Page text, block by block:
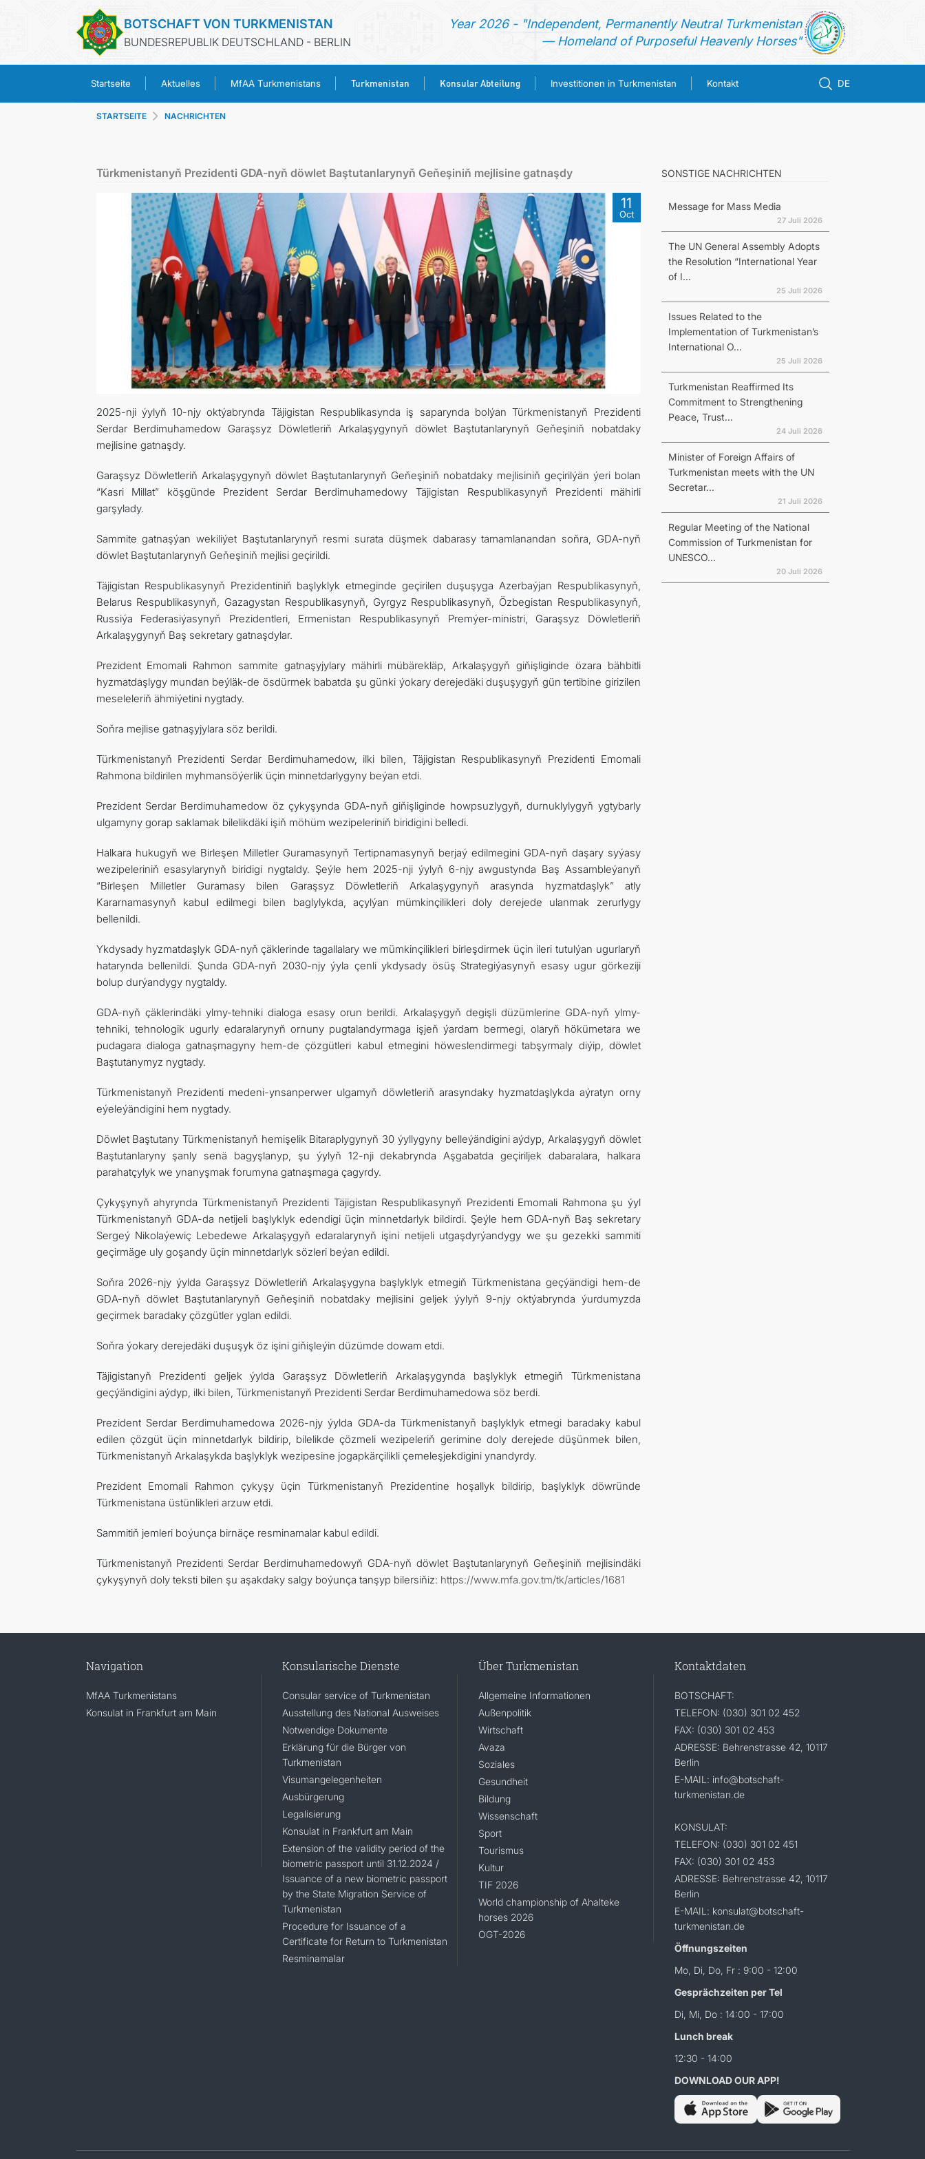
BOTSCHAFT VON TURKMENISTAN
BUNDESREPUBLIK DEUTSCHLAND - BERLIN
Year 2026 - "Independent, Permanently Neutral Turkmenistan
— Homeland of Purposeful Heavenly Horses"
Startseite Aktuelles MfAA Turkmenistans Turkmenistan Konsular Abteilung Investitionen in Turkmenistan Kontakt DE
MFAA TURKMENISTANS
TURKMENISTAN
KONSULAR ABTEILUNG
INVESTITIONEN IN TURKMENISTAN
KONTAKT
STARTSEITE NACHRICHTEN
Türkmenistanyň Prezidenti GDA-nyň döwlet Baştutanlarynyň Geňeşiniň mejlisine gatnaşdy
11
Oct
2025-nji ýylyň 10-njy oktýabrynda Täjigistan Respublikasynda iş saparynda bolýan Türkmenistanyň Prezidenti
Serdar Berdimuhamedow Garaşsyz Döwletleriň Arkalaşygynyň döwlet Baştutanlarynyň Geňeşiniň nobatdaky
mejlisine gatnaşdy.
Garaşsyz Döwletleriň Arkalaşygynyň döwlet Baştutanlarynyň Geňeşiniň nobatdaky mejlisiniň geçirilýän ýeri bolan
“Kasri Millat” köşgünde Prezident Serdar Berdimuhamedowy Täjigistan Respublikasynyň Prezidenti mähirli
garşylady.
Sammite gatnaşýan wekiliýet Baştutanlarynyň resmi surata düşmek dabarasy tamamlanandan soňra, GDA-nyň
döwlet Baştutanlarynyň Geňeşiniň mejlisi geçirildi.
Täjigistan Respublikasynyň Prezidentiniň başlyklyk etmeginde geçirilen duşuşyga Azerbaýjan Respublikasynyň,
Belarus Respublikasynyň, Gazagystan Respublikasynyň, Gyrgyz Respublikasynyň, Özbegistan Respublikasynyň,
Russiýa Federasiýasynyň Prezidentleri, Ermenistan Respublikasynyň Premýer-ministri, Garaşsyz Döwletleriň
Arkalaşygynyň Baş sekretary gatnaşdylar.
Prezident Emomali Rahmon sammite gatnaşyjylary mähirli mübärekläp, Arkalaşygyň giňişliginde özara bähbitli
hyzmatdaşlygy mundan beýläk-de ösdürmek babatda şu günki ýokary derejedäki duşuşygyň gün tertibine girizilen
meseleleriň ähmiýetini nygtady.
Soňra mejlise gatnaşyjylara söz berildi.
Türkmenistanyň Prezidenti Serdar Berdimuhamedow, ilki bilen, Täjigistan Respublikasynyň Prezidenti Emomali
Rahmona bildirilen myhmansöýerlik üçin minnetdarlygyny beýan etdi.
Prezident Serdar Berdimuhamedow öz çykyşynda GDA-nyň giňişliginde howpsuzlygyň, durnuklylygyň ygtybarly
ulgamyny gorap saklamak bilelikdäki işiň möhüm wezipeleriniň biridigini belledi.
Halkara hukugyň we Birleşen Milletler Guramasynyň Tertipnamasynyň berjaý edilmegini GDA-nyň daşary syýasy
wezipeleriniň esasylarynyň biridigi nygtaldy. Şeýle hem 2025-nji ýylyň 6-njy awgustynda Baş Assambleýanyň
“Birleşen Milletler Guramasy bilen Garaşsyz Döwletleriň Arkalaşygynyň arasynda hyzmatdaşlyk” atly
Kararnamasynyň kabul edilmegi bilen baglylykda, açylýan mümkinçilikleri doly derejede ulanmak zerurlygy
bellenildi.
Ykdysady hyzmatdaşlyk GDA-nyň çäklerinde tagallalary we mümkinçilikleri birleşdirmek üçin ileri tutulýan ugurlaryň
hatarynda bellenildi. Şunda GDA-nyň 2030-njy ýyla çenli ykdysady ösüş Strategiýasynyň esasy ugur görkeziji
bolup durýandygy nygtaldy.
GDA-nyň çäklerindäki ylmy-tehniki dialoga esasy orun berildi. Arkalaşygyň degişli düzümlerine GDA-nyň ylmy-
tehniki, tehnologik ugurly edaralarynyň ornuny pugtalandyrmaga işjeň ýardam bermegi, olaryň hökümetara we
pudagara dialoga gatnaşmagyny hem-de çözgütleri kabul etmegini höweslendirmegi tabşyrmaly diýip, döwlet
Baştutanymyz nygtady.
Türkmenistanyň Prezidenti medeni-ynsanperwer ulgamyň döwletleriň arasyndaky hyzmatdaşlykda aýratyn orny
eýeleýändigini hem nygtady.
Döwlet Baştutany Türkmenistanyň hemişelik Bitaraplygynyň 30 ýyllygyny belleýändigini aýdyp, Arkalaşygyň döwlet
Baştutanlaryny şanly senä bagyşlanyp, şu ýylyň 12-nji dekabrynda Aşgabatda geçiriljek dabaralara, halkara
parahatçylyk we ynanyşmak forumyna gatnaşmaga çagyrdy.
Çykyşynyň ahyrynda Türkmenistanyň Prezidenti Täjigistan Respublikasynyň Prezidenti Emomali Rahmona şu ýyl
Türkmenistanyň GDA-da netijeli başlyklyk edendigi üçin minnetdarlyk bildirdi. Şeýle hem GDA-nyň Baş sekretary
Sergeý Nikolaýewiç Lebedewe Arkalaşygyň edaralarynyň işini netijeli utgaşdyrýandygy we şu gezekki sammiti
geçirmäge uly goşandy üçin minnetdarlyk sözleri beýan edildi.
Soňra 2026-njy ýylda Garaşsyz Döwletleriň Arkalaşygyna başlyklyk etmegiň Türkmenistana geçýändigi hem-de
GDA-nyň döwlet Baştutanlarynyň Geňeşiniň nobatdaky mejlisini geljek ýylyň 9-njy oktýabrynda ýurdumyzda
geçirmek baradaky çözgütler yglan edildi.
Soňra ýokary derejedäki duşuşyk öz işini giňişleýin düzümde dowam etdi.
Täjigistanyň Prezidenti geljek ýylda Garaşsyz Döwletleriň Arkalaşygynda başlyklyk etmegiň Türkmenistana
geçýändigini aýdyp, ilki bilen, Türkmenistanyň Prezidenti Serdar Berdimuhamedowa söz berdi.
Prezident Serdar Berdimuhamedowa 2026-njy ýylda GDA-da Türkmenistanyň başlyklyk etmegi baradaky kabul
edilen çözgüt üçin minnetdarlyk bildirip, bilelikde çözmeli wezipeleriň gerimine doly derejede düşünmek bilen,
Türkmenistanyň Arkalaşykda başlyklyk wezipesine jogapkärçilikli çemeleşjekdigini ynandyrdy.
Prezident Emomali Rahmon çykyşy üçin Türkmenistanyň Prezidentine hoşallyk bildirip, başlyklyk döwründe
Türkmenistana üstünlikleri arzuw etdi.
Sammitiň jemleri boýunça birnäçe resminamalar kabul edildi.
Türkmenistanyň Prezidenti Serdar Berdimuhamedowyň GDA-nyň döwlet Baştutanlarynyň Geňeşiniň mejlisindäki
çykyşynyň doly teksti bilen şu aşakdaky salgy boýunça tanşyp bilersiňiz: https://www.mfa.gov.tm/tk/articles/1681
SONSTIGE NACHRICHTEN
Message for Mass Media
27 Juli 2026
The UN General Assembly Adopts
the Resolution “International Year
of I...
25 Juli 2026
Issues Related to the
Implementation of Turkmenistan’s
International O...
25 Juli 2026
Turkmenistan Reaffirmed Its
Commitment to Strengthening
Peace, Trust...
24 Juli 2026
Minister of Foreign Affairs of
Turkmenistan meets with the UN
Secretar...
21 Juli 2026
Regular Meeting of the National
Commission of Turkmenistan for
UNESCO...
20 Juli 2026
Navigation
MfAA Turkmenistans
Konsulat in Frankfurt am Main
Konsularische Dienste
Consular service of Turkmenistan
Ausstellung des National Ausweises
Notwendige Dokumente
Erklärung für die Bürger von
Turkmenistan
Visumangelegenheiten
Ausbürgerung
Legalisierung
Konsulat in Frankfurt am Main
Extension of the validity period of the
biometric passport until 31.12.2024 /
Issuance of a new biometric passport
by the State Migration Service of
Turkmenistan
Procedure for Issuance of a
Certificate for Return to Turkmenistan
Resminamalar
Über Turkmenistan
Allgemeine Informationen
Außenpolitik
Wirtschaft
Avaza
Soziales
Gesundheit
Bildung
Wissenschaft
Sport
Tourismus
Kultur
TIF 2026
World championship of Ahalteke
horses 2026
OGT-2026
Kontaktdaten
BOTSCHAFT:
TELEFON: (030) 301 02 452
FAX: (030) 301 02 453
ADRESSE: Behrenstrasse 42, 10117
Berlin
E-MAIL: info@botschaft-
turkmenistan.de
KONSULAT:
TELEFON: (030) 301 02 451
FAX: (030) 301 02 453
ADRESSE: Behrenstrasse 42, 10117
Berlin
E-MAIL: konsulat@botschaft-
turkmenistan.de
Öffnungszeiten
Mo, Di, Do, Fr : 9:00 - 12:00
Gesprächzeiten per Tel
Di, Mi, Do : 14:00 - 17:00
Lunch break
12:30 - 14:00
DOWNLOAD OUR APP!